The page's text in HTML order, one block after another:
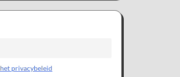
privacybeleid